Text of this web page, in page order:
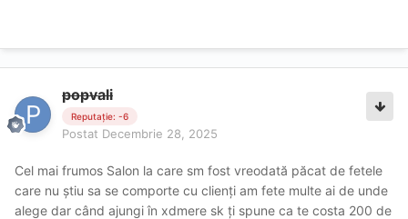
popvali
Reputație: -6
Postat Decembrie 28, 2025
Cel mai frumos Salon la care sm fost vreodată păcat de fetele
care nu știu sa se comporte cu clienți am fete multe ai de unde
alege dar când ajungi în xdmere sk ți spune ca te costa 200 de